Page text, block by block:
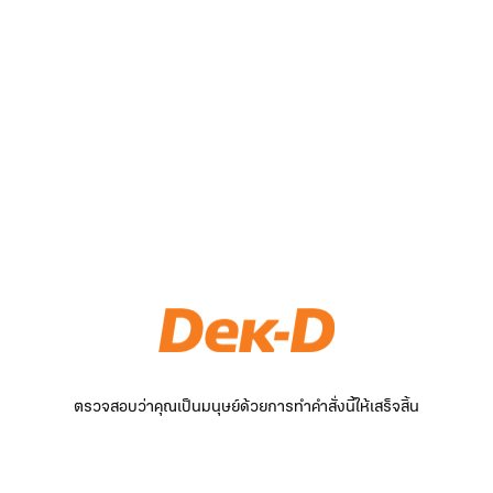
ตรวจสอบว่าคุณเป็นมนุษย์ด้วยการทำคำสั่งนี้ให้เสร็จสิ้น